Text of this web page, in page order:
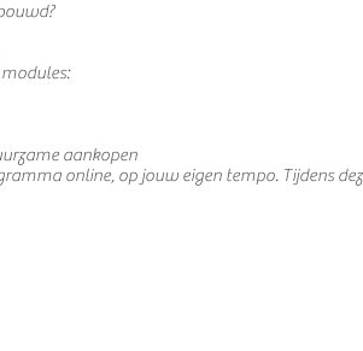
aankopen
online, op jouw eigen tempo. Tijdens